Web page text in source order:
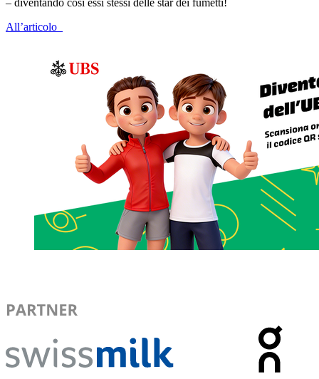
– diventando così essi stessi delle star dei fumetti!
All’articolo